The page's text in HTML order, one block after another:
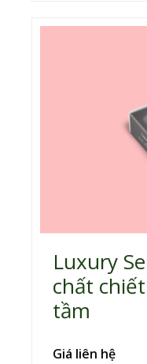
Luxury
chất
tầm
Giá liên hệ